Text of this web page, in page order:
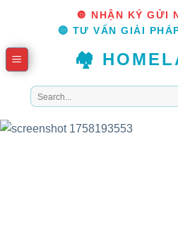
content
🔘 NHẬN KÝ GỬI
🔵 TƯ VẤN GIẢI
🏘️
Tìm